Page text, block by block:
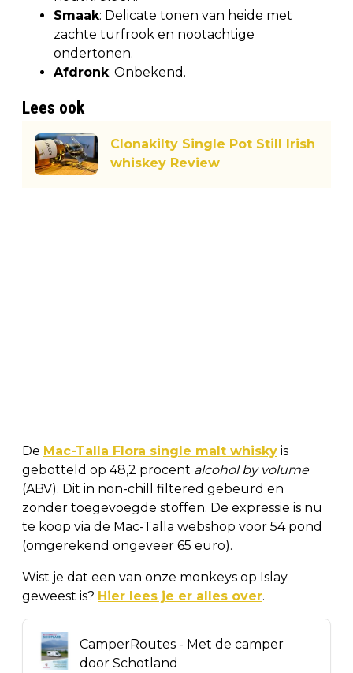
Smaak: Delicate tonen van heide met
zachte turfrook en nootachtige
ondertonen.
Afdronk: Onbekend.
Lees ook
Clonakilty Single Pot Still Irish
whiskey Review
De Mac-Talla Flora single malt whisky is
gebotteld op 48,2 procent alcohol by volume
(ABV). Dit in non-chill filtered gebeurd en
zonder toegevoegde stoffen. De expressie is nu
te koop via de Mac-Talla webshop voor 54 pond
(omgerekend ongeveer 65 euro).
Wist je dat een van onze monkeys op Islay
geweest is? Hier lees je er alles over.
CamperRoutes - Met de camper
door Schotland